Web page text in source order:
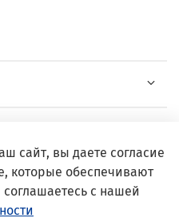
сайт, вы даете согласие
которые обеспечивают
с нашей